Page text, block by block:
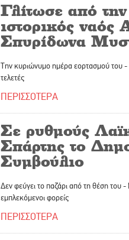
Γλίτωσε από
ιστορικός ναός
Σπυρίδωνα
Την κυριώνυμο ημέρα εορτασμού του -
τελετές
ΠΕΡΙΣΣΟΤΕΡΑ
Σε ρυθμούς
Σπάρτης το
Συμβούλιο
Δεν φεύγει το παζάρι από τη θέση του -
εμπλεκόμενοι φορείς
ΠΕΡΙΣΣΟΤΕΡΑ